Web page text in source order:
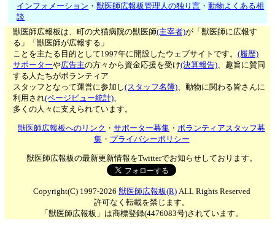
インフォメーション ・獣医師広報板管理人の独り言 ・動物よくある相
談
獣医師広報板は、町の犬猫病院の獣医師(主宰者)が「獣医師に広報す
る」「獣医師が広報する」
ことを主たる目的として1997年に開設したウェブサイトです。(履歴)
サポーターや広告主の方々から資金応援を受け(決算報告)、趣旨に賛同
する人たちがボランティア
スタッフとなって運営に参加し(スタッフ名簿)、動物に関わる皆さんに
利用され(ページビュー統計)、
多くの人々に支えられています。
獣医師広報板へのリンク ・サポーター募集 ・ボランティアスタッフ募
集・ プライバシーポリシー
獣医師広報板の最新更新情報をTwitterでお知らせしております。
Copyright(C) 1997-2026 獣医師広報板(R)ALL Rights Reserved
許可なく転載を禁じます。
「獣医師広報板」は商標登録(4476083号)されています。